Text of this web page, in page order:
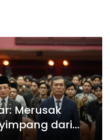
Merusak
dari